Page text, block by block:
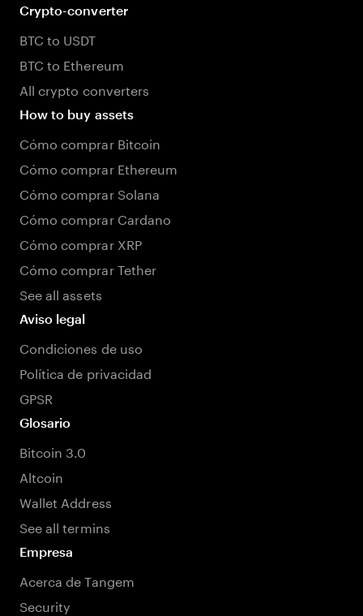
Crypto-converter
BTC to USDT
BTC to Ethereum
All crypto converters
How to buy assets
Cómo comprar Bitcoin
Cómo comprar Ethereum
Cómo comprar Solana
Cómo comprar Cardano
Cómo comprar XRP
Cómo comprar Tether
See all assets
Aviso legal
Condiciones de uso
Política de privacidad
GPSR
Glosario
Bitcoin 3.0
Altcoin
Wallet Address
See all termins
Empresa
Acerca de Tangem
Security